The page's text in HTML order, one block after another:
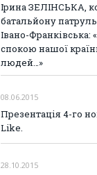
Ірина ЗЕЛІНСЬКА,
батальйону
Івано-Франківська:
спокою нашої
людей…»
08.06.2015
Презентація 4-го
Like.
28.10.2015